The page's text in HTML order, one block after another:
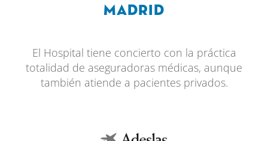
Madrid
El Hospital tiene concierto con la práctica
totalidad de aseguradoras médicas, aunque
también atiende a pacientes privados.